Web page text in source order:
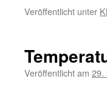
Veröffentlicht unter
Veröffentlicht am 29.